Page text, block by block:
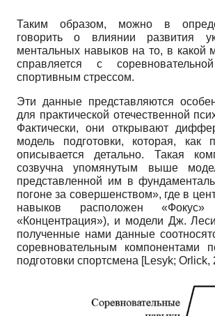
Таким образом, можно в
говорить о влиянии развития
ментальных навыков на то, в какой
справляется с
спортивным стрессом.
Эти данные представляются
для практической отечественной
Фактически, они открывают
модель подготовки, которая, как
описывается детально. Такая
созвучна упомянутым выше
представленной им в
погоне за совершенством», где в
навыков расположен
«Концентрация»), и модели Дж.
полученные нами данные
соревновательным компонентами
подготовки спортсмена [Lesyk; Orlick,